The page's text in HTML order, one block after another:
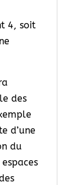
4, soit
des
d’une
du